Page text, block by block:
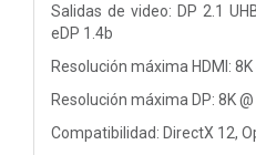
Salidas de video: DP 2.1
eDP 1.4b
Resolución máxima HDMI: 8K
Resolución máxima DP: 8K
Compatibilidad: DirectX 12,